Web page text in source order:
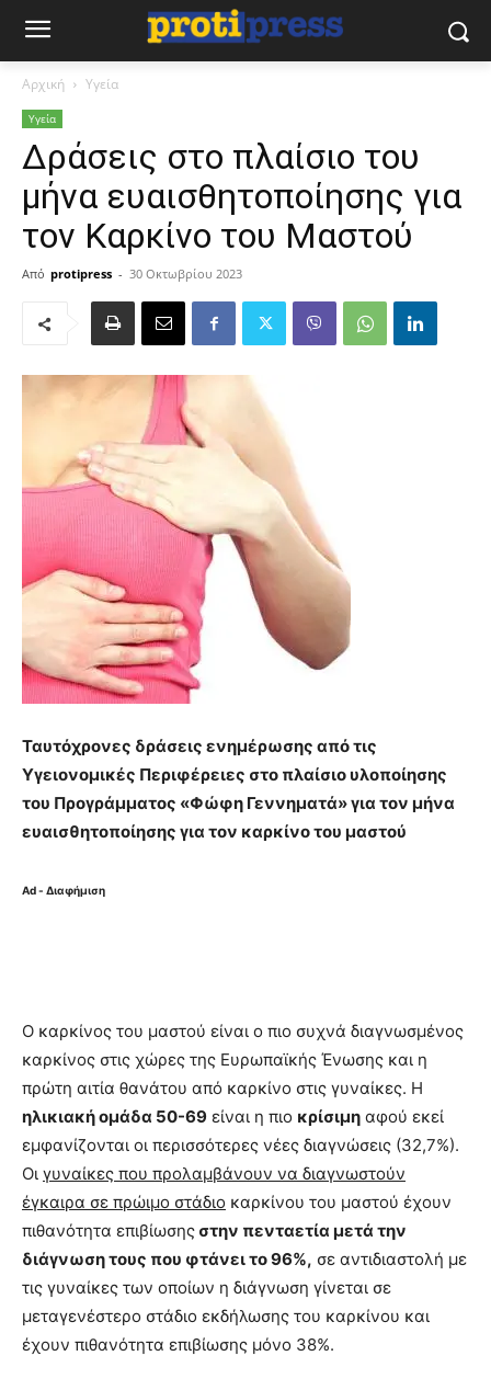
Αρχική Υγεία
Υγεία
Δράσεις στο πλαίσιο του
μήνα ευαισθητοποίησης για
τον Καρκίνο του Μαστού
Από protipress - 30 Οκτωβρίου 2023
Ταυτόχρονες δράσεις ενημέρωσης από τις
Υγειονομικές Περιφέρειες στο πλαίσιο υλοποίησης
του Προγράμματος «Φώφη Γεννηματά» για τον μήνα
ευαισθητοποίησης για τον καρκίνο του μαστού
Ad - Διαφήμιση
Ο καρκίνος του μαστού είναι ο πιο συχνά διαγνωσμένος
καρκίνος στις χώρες της Ευρωπαϊκής Ένωσης και η
πρώτη αιτία θανάτου από καρκίνο στις γυναίκες. Η
ηλικιακή ομάδα 50-69 είναι η πιο κρίσιμη αφού εκεί
εμφανίζονται οι περισσότερες νέες διαγνώσεις (32,7%).
Οι γυναίκες που προλαμβάνουν να διαγνωστούν
έγκαιρα σε πρώιμο στάδιο καρκίνου του μαστού έχουν
πιθανότητα επιβίωσης στην πενταετία μετά την
διάγνωση τους που φτάνει το 96%, σε αντιδιαστολή με
τις γυναίκες των οποίων η διάγνωση γίνεται σε
μεταγενέστερο στάδιο εκδήλωσης του καρκίνου και
έχουν πιθανότητα επιβίωσης μόνο 38%.